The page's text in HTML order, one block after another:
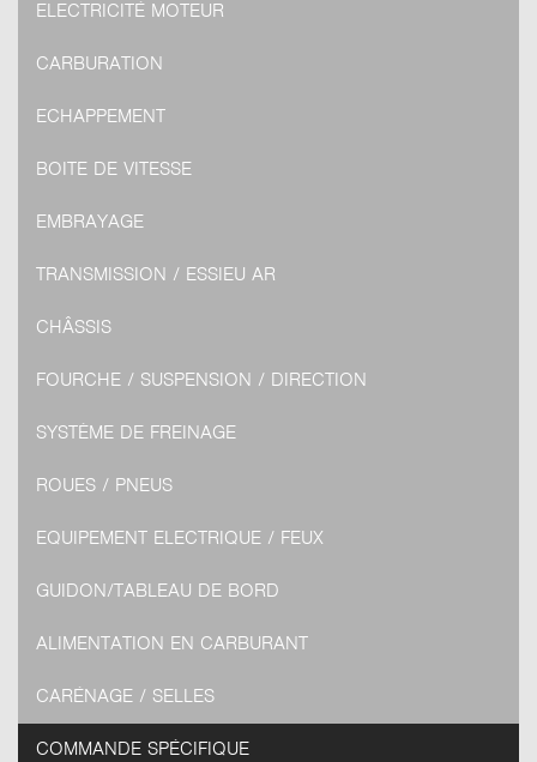
ELECTRICITÉ MOTEUR
CARBURATION
ECHAPPEMENT
BOITE DE VITESSE
EMBRAYAGE
TRANSMISSION / ESSIEU AR
CHÂSSIS
FOURCHE / SUSPENSION / DIRECTION
SYSTÈME DE FREINAGE
ROUES / PNEUS
EQUIPEMENT ELECTRIQUE / FEUX
GUIDON/TABLEAU DE BORD
ALIMENTATION EN CARBURANT
CARÉNAGE / SELLES
COMMANDE SPÉCIFIQUE